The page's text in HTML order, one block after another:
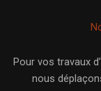
Pour vos travaux
nous